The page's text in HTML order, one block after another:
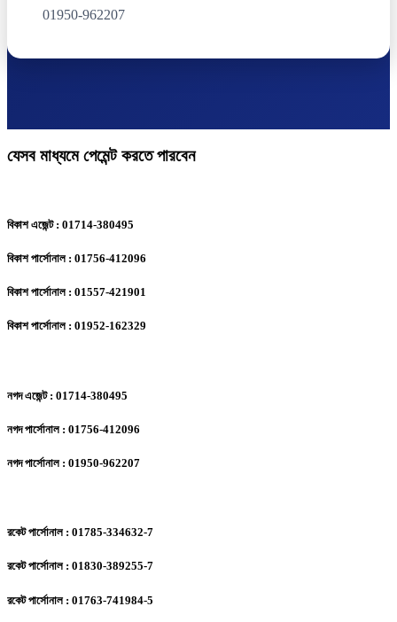
01950-962207
যেসব মাধ্যমে পেমেন্ট করতে পারবেন
বিকাশ এজেন্ট : 01714-380495
বিকাশ পার্সোনাল : 01756-412096
বিকাশ পার্সোনাল : 01557-421901
বিকাশ পার্সোনাল : 01952-162329
নগদ এজেন্ট : 01714-380495
নগদ পার্সোনাল : 01756-412096
নগদ পার্সোনাল : 01950-962207
রকেট পার্সোনাল : 01785-334632-7
রকেট পার্সোনাল : 01830-389255-7
রকেট পার্সোনাল : 01763-741984-5